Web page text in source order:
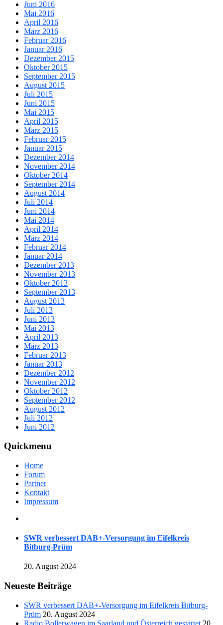
Juni 2016
Mai 2016
April 2016
März 2016
Februar 2016
Januar 2016
Dezember 2015
Oktober 2015
September 2015
August 2015
Juli 2015
Juni 2015
Mai 2015
April 2015
März 2015
Februar 2015
Januar 2015
Dezember 2014
November 2014
Oktober 2014
September 2014
August 2014
Juli 2014
Juni 2014
Mai 2014
April 2014
März 2014
Februar 2014
Januar 2014
Dezember 2013
November 2013
Oktober 2013
September 2013
August 2013
Juli 2013
Juni 2013
Mai 2013
April 2013
März 2013
Februar 2013
Januar 2013
Dezember 2012
November 2012
Oktober 2012
September 2012
August 2012
Juli 2012
Juni 2012
Quickmenu
Home
Forum
Partner
Kontakt
Impressum
SWR verbessert DAB+-Versorgung im Eifelkreis
Bitburg-Prüm
20. August 2024
Neueste Beiträge
SWR verbessert DAB+-Versorgung im Eifelkreis Bitburg-
Prüm 20. August 2024
Radio Bollerwagen im Saarland und Österreich gestartet 20.